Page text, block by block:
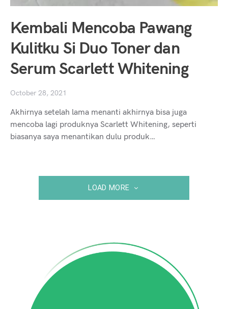
Kembali Mencoba Pawang
Kulitku Si Duo Toner dan
Serum Scarlett Whitening
October 28, 2021
Akhirnya setelah lama menanti akhirnya bisa juga
mencoba lagi produknya Scarlett Whitening, seperti
biasanya saya menantikan dulu produk…
LOAD MORE